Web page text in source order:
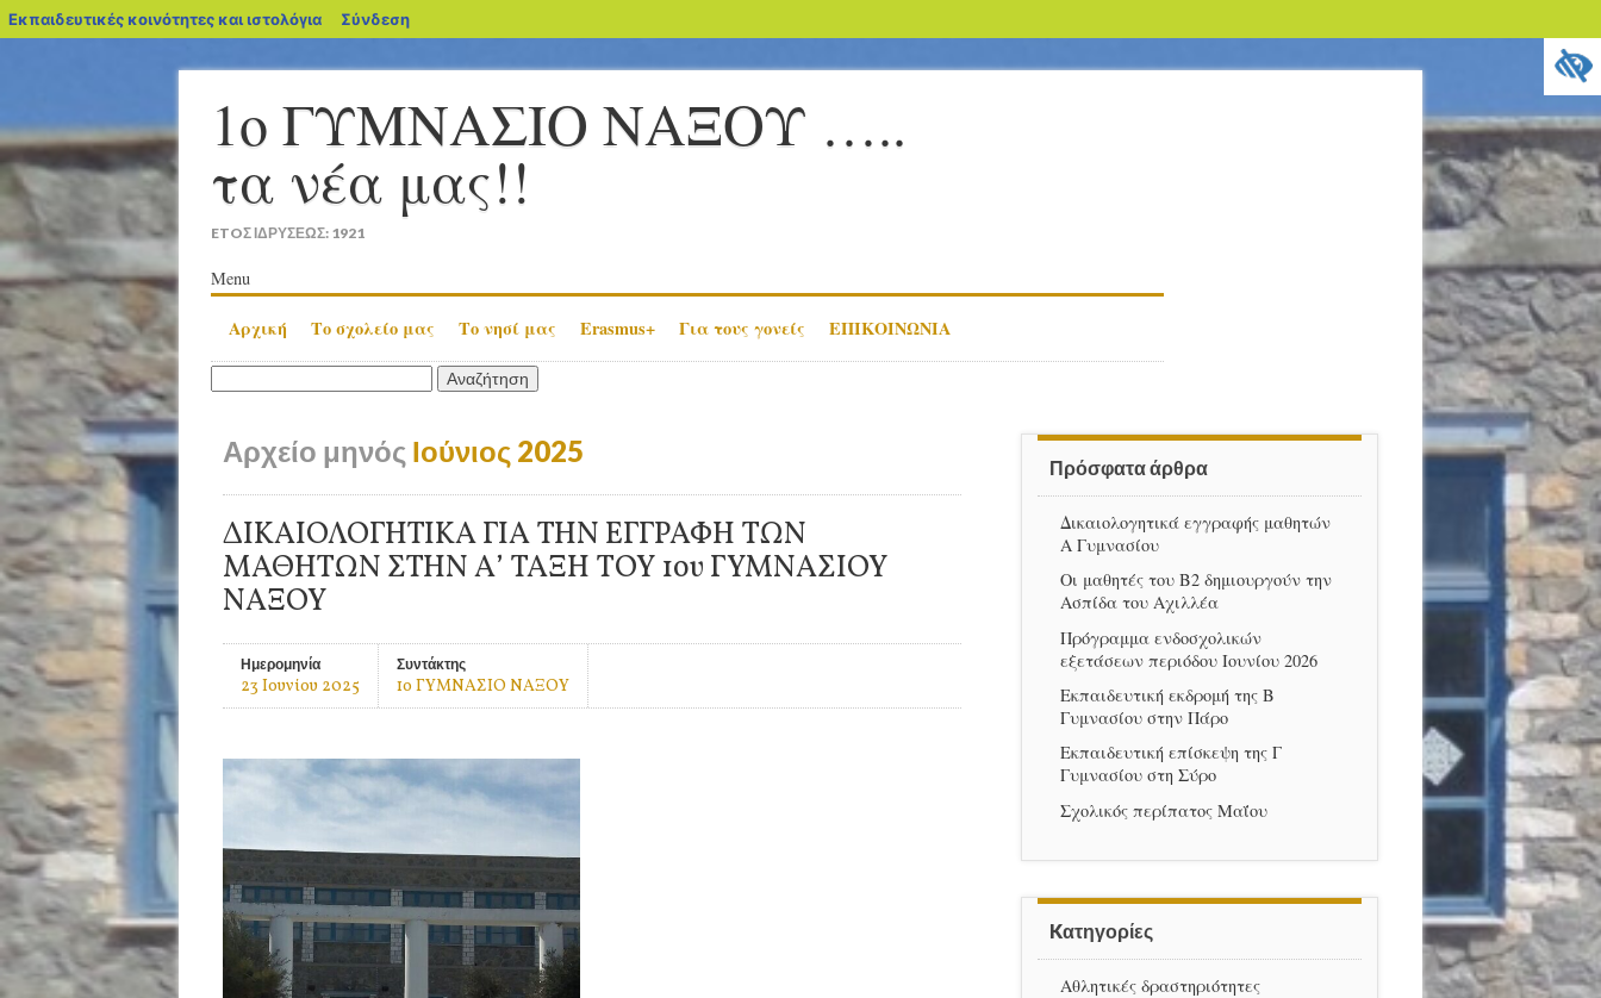
Εκπαιδευτικές κοινότητες και ιστολόγια blogs.sch.gr
Σύνδεση
1ο ΓΥΜΝΑΣΙΟ ΝΑΞΟΥ …..
τα νέα μας!!
ETOΣ ΙΔΡΥΣΕΩΣ: 1921
Κύριο μενού
Μετάβαση
περιεχόμενο
Menu
Αρχική Το σχολείο μας Το νησί μας Erasmus+ Για τους γονείς ΕΠΙΚΟΙΝΩΝΙΑ
Αναζήτηση
Αρχείο μηνός Ιούνιος 2025
ΔΙΚΑΙΟΛΟΓΗΤΙΚΑ ΓΙΑ ΤΗΝ ΕΓΓΡΑΦΗ ΤΩΝ
ΜΑΘΗΤΩΝ ΣΤΗΝ Α’ ΤΑΞΗ ΤΟΥ 1ου ΓΥΜΝΑΣΙΟΥ
ΝΑΞΟΥ
Ημερομηνία
23 Ιουνίου 2025
Συντάκτης
1ο ΓΥΜΝΑΣΙΟ ΝΑΞΟΥ
Πρόσφατα άρθρα
Δικαιολογητικά εγγραφής μαθητών
Α Γυμνασίου
Οι μαθητές του Β2 δημιουργούν την
Ασπίδα του Αχιλλέα
Πρόγραμμα ενδοσχολικών
εξετάσεων περιόδου Ιουνίου 2026
Εκπαιδευτική εκδρομή της Β
Γυμνασίου στην Πάρο
Εκπαιδευτική επίσκεψη της Γ
Γυμνασίου στη Σύρο
Σχολικός περίπατος Μαΐου
Kατηγορίες
Αθλητικές δραστηριότητες